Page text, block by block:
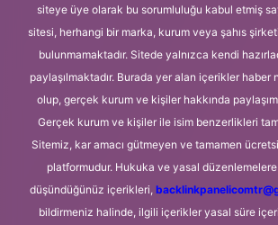
siteye üye olarak bu sorumluluğu kabul etmiş
sitesi, herhangi bir marka, kurum veya şahıs
bulunmamaktadır. Sitede yalnızca kendi
paylaşılmaktadır. Burada yer alan içerikler haber
olup, gerçek kurum ve kişiler hakkında paylaşım
Gerçek kurum ve kişiler ile isim benzerlikleri
Sitemiz, kar amacı gütmeyen ve tamamen
platformudur. Hukuka ve yasal düzenlemelere
düşündüğünüz içerikleri,
bildirmeniz halinde, ilgili içerikler yasal süre